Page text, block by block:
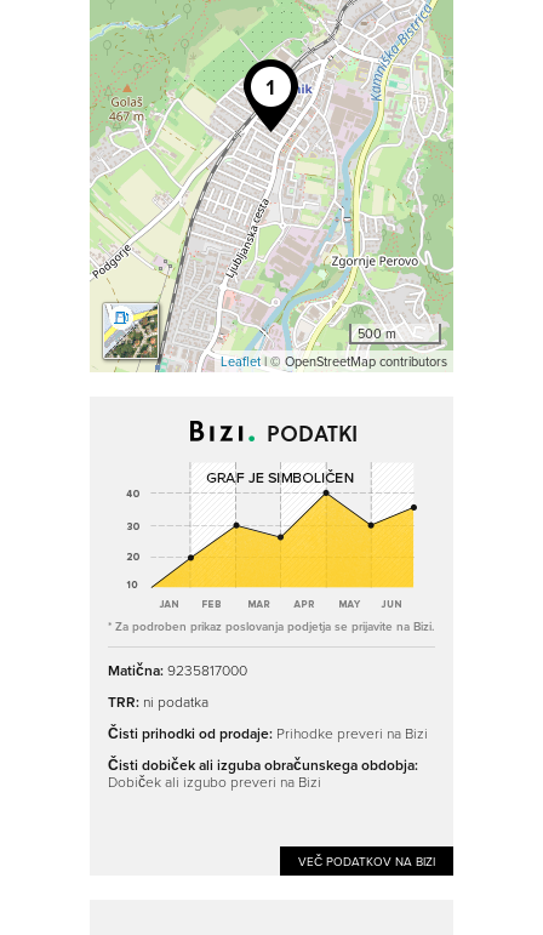
500 m
Leaflet| © OpenStreetMap contributors
PODATKI
* Za podroben prikaz poslovanja podjetja se prijavite na Bizi.
Matična:9235817000
TRR: ni podatka
Čisti prihodki od prodaje: Prihodke preveri na Bizi
Čisti dobiček ali izguba obračunskega obdobja:
Dobiček ali izgubo preveri na Bizi
VEČ PODATKOV NA BIZI